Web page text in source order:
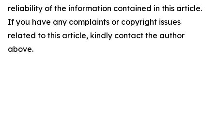
reliability of the information contained in this article.
If you have any complaints or copyright issues
related to this article, kindly contact the author
above.